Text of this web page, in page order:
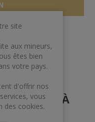
AUX
DÉJÀ
site
aux mineurs,
êtes bien
votre pays.
d'offrir nos
vous
des cookies.